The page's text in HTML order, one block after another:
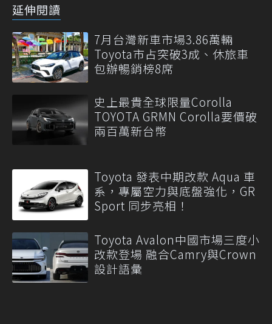
延伸閱讀
7月台灣新車市場3.86萬輛
Toyota市占突破3成、休旅車
包辦暢銷榜8席
史上最貴全球限量Corolla
TOYOTA GRMN Corolla要價破
兩百萬新台幣
Toyota 發表中期改款 Aqua 車
系，專屬空力與底盤強化，GR
Sport 同步亮相！
Toyota Avalon中國市場三度小
改款登場 融合Camry與Crown
設計語彙